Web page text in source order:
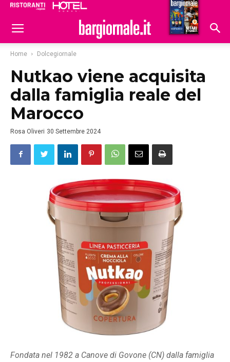
Hoteldomani
Home Dolcegiornale
Nutkao viene acquisita
dalla famiglia reale del
Marocco
Rosa Oliveri 30 Settembre 2024
Fondata nel 1982 a Canove di Govone (CN) dalla famiglia